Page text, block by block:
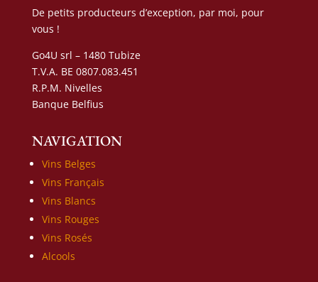
De petits producteurs d’exception, par moi, pour
vous !
Go4U srl – 1480 Tubize
T.V.A. BE 0807.083.451
R.P.M. Nivelles
Banque Belfius
NAVIGATION
Vins Belges
Vins Français
Vins Blancs
Vins Rouges
Vins Rosés
Alcools